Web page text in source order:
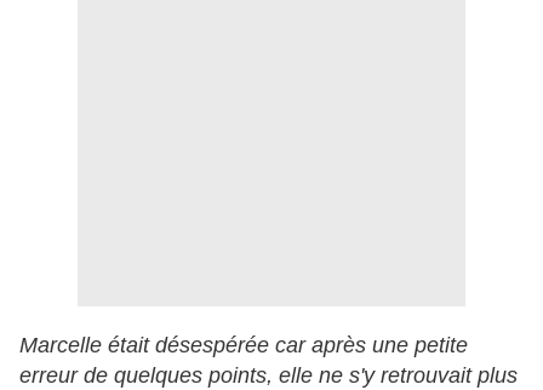
Marcelle était désespérée car après une petite
erreur de quelques points, elle ne s'y retrouvait plus